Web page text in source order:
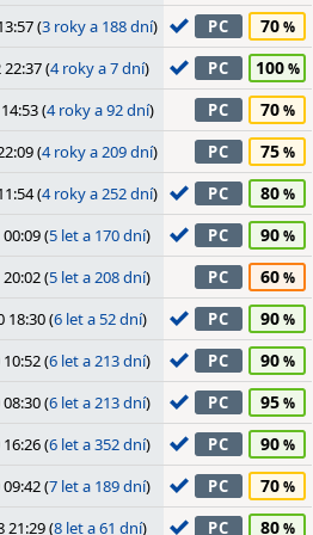
(3 roky a 188 dní) PC 70
22:37 (4 roky a 7 dní) PC 100
(4 roky a 92 dní) PC 70
(4 roky a 209 dní) PC 75
(4 roky a 252 dní) PC 80
(5 let a 170 dní) PC 90
(5 let a 208 dní) PC 60
18:30 (6 let a 52 dní) PC 90
(6 let a 213 dní) PC 90
(6 let a 213 dní) PC 95
(6 let a 352 dní) PC 90
(7 let a 189 dní) PC 70
21:29 (8 let a 61 dní) PC 80